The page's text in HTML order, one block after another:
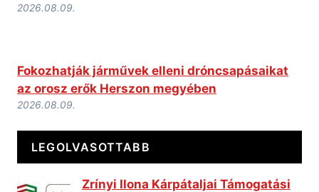
2026.08.09.
Fokozhatják járművek elleni dróncsapásaikat
az orosz erők Herszon megyében
2026.08.09.
LEGOLVASOTTABB
Zrínyi Ilona Kárpátaljai Támogatási